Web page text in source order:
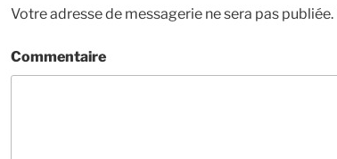
Votre adresse de messagerie ne sera pas publiée.
Commentaire